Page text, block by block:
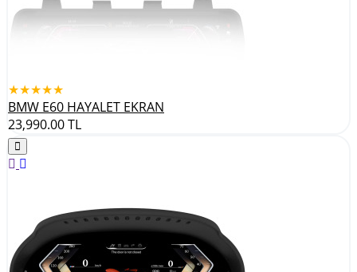
★★★★★
BMW E60 HAYALET EKRAN
23,990.00TL